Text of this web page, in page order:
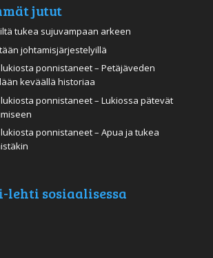
jutut
tukea sujuvampaan arkeen
johtamisjärjestelyillä
ponnistaneet – Petäjäveden
keväällä historiaa
ponnistaneet – Lukiossa pätevät
ponnistaneet – Apua ja tukea
lehti sosiaalisessa